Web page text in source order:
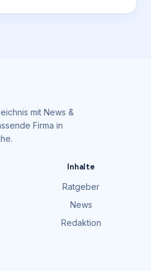
mit News &
Firma in
Inhalte
Ratgeber
News
Redaktion